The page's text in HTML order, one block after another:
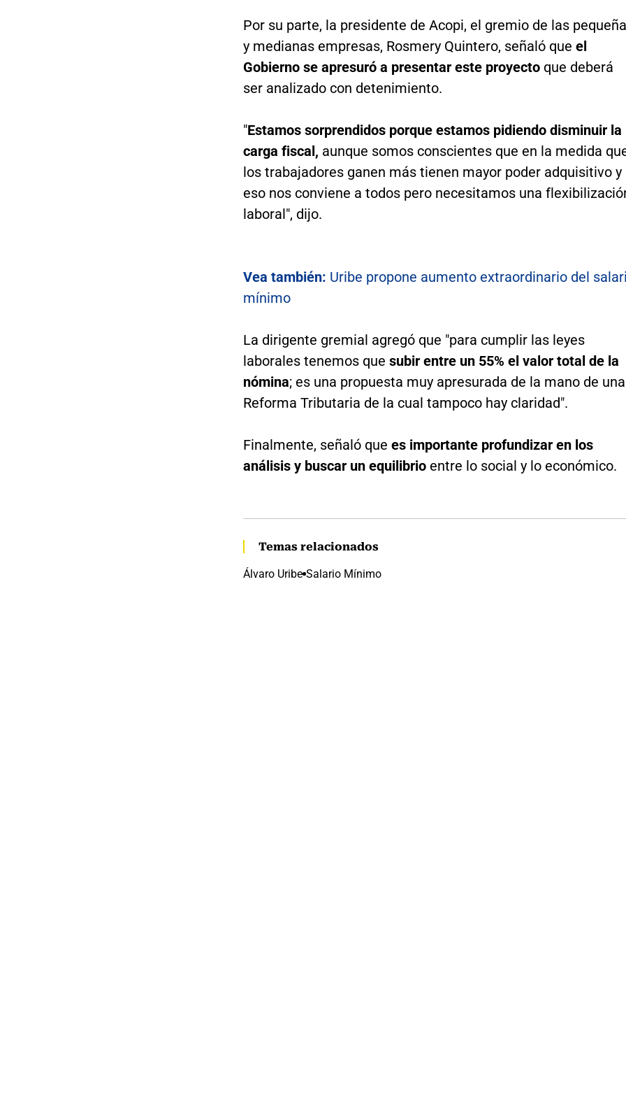
Por su parte, la presidente de Acopi, el gremio de las
y medianas empresas, Rosmery Quintero, señaló que el
Gobierno se apresuró a presentar este proyecto que deberá
ser analizado con detenimiento.
"Estamos sorprendidos porque estamos pidiendo disminuir la
carga fiscal, aunque somos conscientes que en la medida
los trabajadores ganen más tienen mayor poder adquisitivo y
eso nos conviene a todos pero necesitamos una
laboral", dijo.
Vea también: Uribe propone aumento extraordinario del
mínimo
La dirigente gremial agregó que "para cumplir las leyes
laborales tenemos que subir entre un 55% el valor total de la
nómina; es una propuesta muy apresurada de la mano de una
Reforma Tributaria de la cual tampoco hay claridad".
Finalmente, señaló que es importante profundizar en los
análisis y buscar un equilibrioentre lo social y lo económico.
Temas relacionados
Álvaro Uribe Salario Mínimo